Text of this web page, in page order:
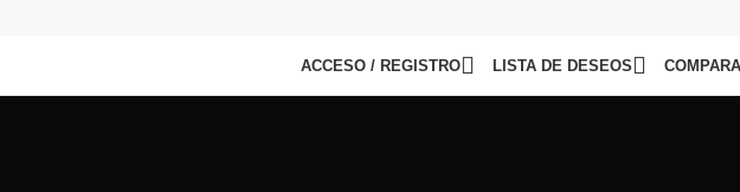
ACCESO / REGISTRO LISTA DE DESEOS